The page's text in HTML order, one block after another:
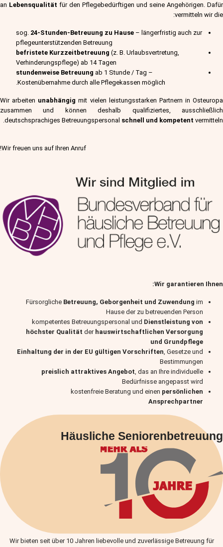
an Lebensqualität für den Pflegebedürftigen und seine Angehörigen. Dafür
vermitteln wir die:
sog. 24-Stunden-Betreuung zu Hause – längerfristig auch zur
pflegeunterstützenden Betreuung
befristete Kurzzeitbetreuung (z. B. Urlaubsvertretung,
Verhinderungspflege) ab 14 Tagen
stundenweise Betreuung ab 1 Stunde / Tag –
Kostenübernahme durch alle Pflegekassen möglich.
Wir arbeiten unabhängig mit vielen leistungsstarken Partnern in Osteuropa
zusammen und können deshalb qualifiziertes, ausschließlich
deutschsprachiges Betreuungspersonal schnell und kompetent vermitteln.
Wir freuen uns auf Ihren Anruf!
Wir garantieren Ihnen:
Fürsorgliche Betreuung, Geborgenheit und Zuwendung im
Hause der zu betreuenden Person
kompetentes Betreuungspersonal und Dienstleistung von
höchster Qualität der hauswirtschaftlichen Versorgung
und Grundpflege
Einhaltung der in der EU gültigen Vorschriften , Gesetze und
Bestimmungen
preislich attraktives Angebot , das an Ihre individuelle
Bedürfnisse angepasst wird
kostenfreie Beratung und einen persönlichen
Ansprechpartner
Häusliche Seniorenbetreuung
Wir bieten seit über 10 Jahren liebevolle und zuverlässige Betreuung für